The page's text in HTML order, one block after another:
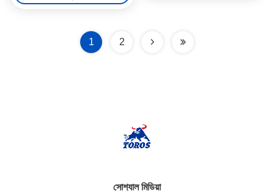
1 2
সোশ্যাল মিডিয়া